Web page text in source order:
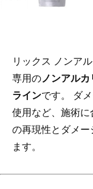
リックス ノンア
専用のノンアル
ラインです。 ダ
使用など、施術に
の再現性とダメー
ます。